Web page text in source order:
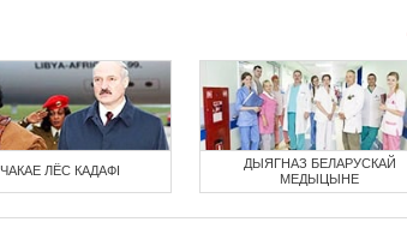
ЧАКАЕ ЛЁС КАДАФІ
ДЫЯГНАЗ БЕЛАРУСКАЙ
МЕДЫЦЫНЕ